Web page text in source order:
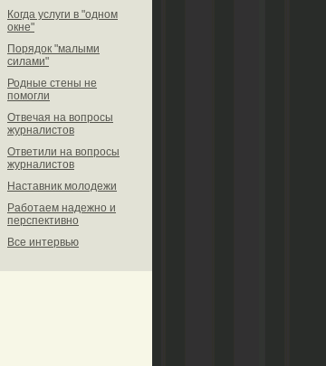
Когда услуги в "одном
окне"
Порядок "малыми
силами"
Родные стены не
помогли
Отвечая на вопросы
журналистов
Ответили на вопросы
журналистов
Наставник молодежи
Работаем надежно и
перспективно
Все интервью